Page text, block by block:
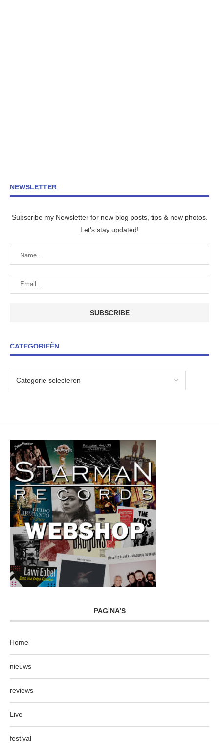
NEWSLETTER
Subscribe my Newsletter for new blog posts, tips & new photos.
Let's stay updated!
CATEGORIEËN
PAGINA’S
Home
nieuws
reviews
Live
festival